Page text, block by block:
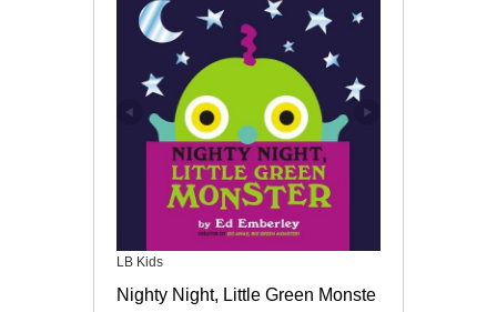
LB Kids
Nighty Night, Little Green Monste